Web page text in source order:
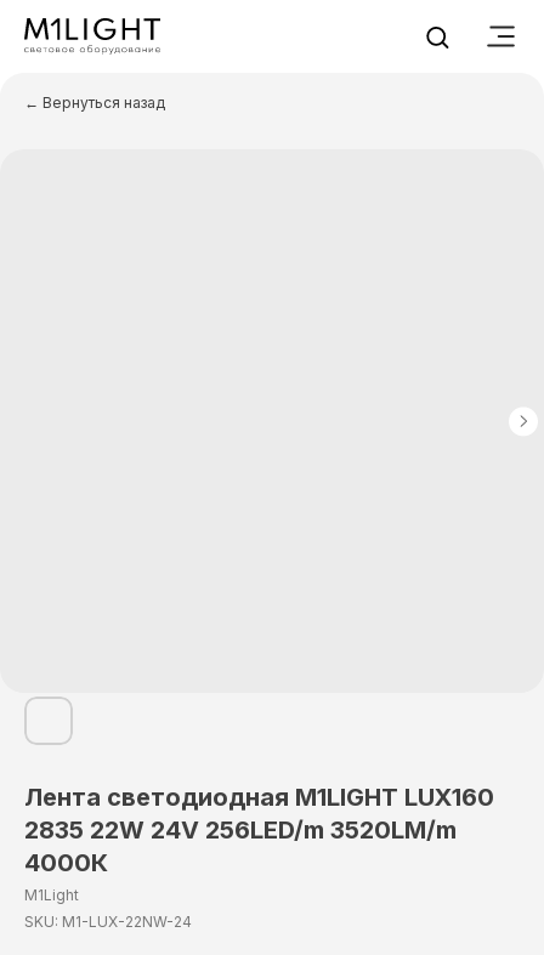
← Вернуться назад
Лента светодиодная М1LIGHT LUX160
2835 22W 24V 256LED/m 3520LM/m
4000К
M1Light
SKU: M1-LUX-22NW-24